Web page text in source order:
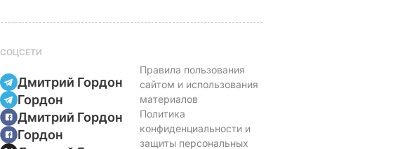
СОЦСЕТИ
Дмитрий Гордон
Гордон
Дмитрий Гордон
Гордон
Правила пользования
сайтом и использования
материалов
Политика
конфиденциальности и
защиты персональных